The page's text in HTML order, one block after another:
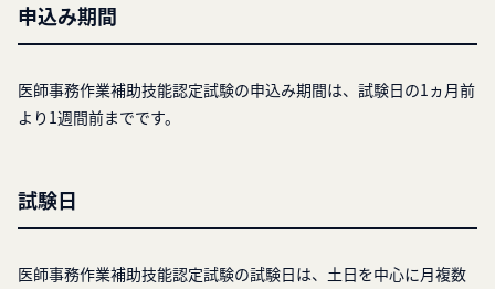
申込み期間
医師事務作業補助技能認定試験の申込み期間は、試験日の1ヵ月前
より1週間前までです。
試験日
医師事務作業補助技能認定試験の試験日は、土日を中心に月複数